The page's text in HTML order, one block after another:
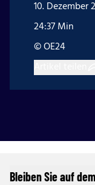
10. Dezember
24:37 Min
© OE24
Bleiben Sie auf